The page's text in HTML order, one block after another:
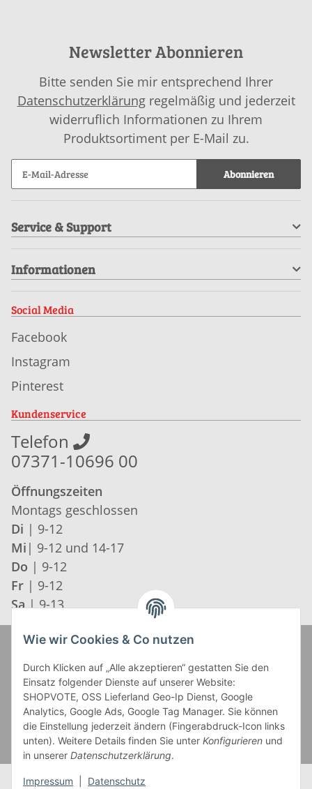
Newsletter Abonnieren
Bitte senden Sie mir entsprechend Ihrer
Datenschutzerklärungregelmäßig und jederzeit
widerruflich Informationen zu Ihrem
Produktsortiment per E-Mail zu.
Abonnieren
Service & Support
Informationen
Social Media
Facebook
Instagram
Pinterest
Kundenservice
Telefon
07371-10696 00
Öffnungszeiten
Montags geschlossen
Di | 9-12
Mi | 9-12 und 14-17
Do | 9-12
Fr | 9-12
Sa | 9-13
Wie wir Cookies & Co nutzen
Durch Klicken auf „Alle akzeptieren“ gestatten Sie den
Einsatz folgender Dienste auf unserer Website:
SHOPVOTE, OSS Lieferland Geo-Ip Dienst, Google
Analytics, Google Ads, Google Tag Manager. Sie können
die Einstellung jederzeit ändern (Fingerabdruck-Icon links
unten). Weitere Details finden Sie unter Konfigurieren und
in unserer Datenschutzerklärung.
Impressum Datenschutz